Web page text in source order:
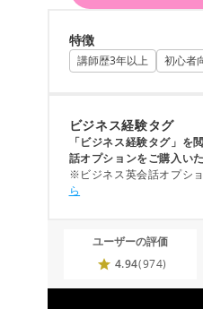
特徴
講師歴3年以上 初心者
ビジネス経験タグ
「ビジネス経験タグ」を
話オプションをご購入い
※ビジネス英会話オプシ
ら
ユーザーの評価
4.94(974)